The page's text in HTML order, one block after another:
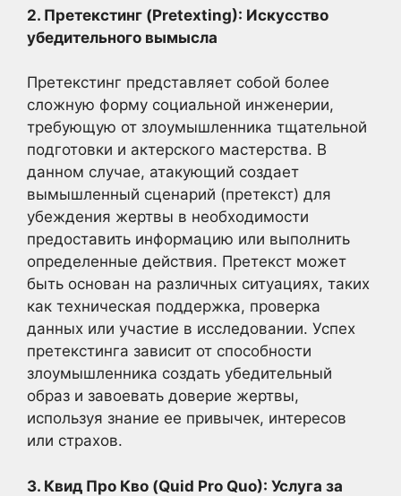
2. Претекстинг (Pretexting): Искусство
убедительного вымысла
Претекстинг представляет собой более
сложную форму социальной инженерии,
требующую от злоумышленника тщательной
подготовки и актерского мастерства. В
данном случае, атакующий создает
вымышленный сценарий (претекст) для
убеждения жертвы в необходимости
предоставить информацию или выполнить
определенные действия. Претекст может
быть основан на различных ситуациях, таких
как техническая поддержка, проверка
данных или участие в исследовании. Успех
претекстинга зависит от способности
злоумышленника создать убедительный
образ и завоевать доверие жертвы,
используя знание ее привычек, интересов
или страхов.
3. Квид Про Кво (Quid Pro Quo): Услуга за